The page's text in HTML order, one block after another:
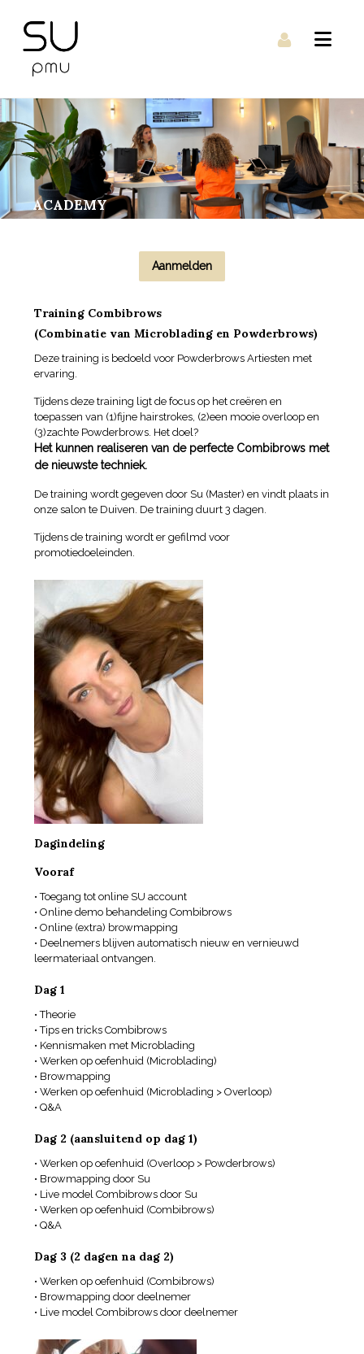
ACADEMY
Aanmelden
Training Combibrows
(Combinatie van Microblading en Powderbrows)
Deze training is bedoeld voor Powderbrows Artiesten met
ervaring.
Tijdens deze training ligt de focus op het creëren en
toepassen van (1)fijne hairstrokes, (2)een mooie overloop en
(3)zachte Powderbrows. Het doel?
Het kunnen realiseren van de perfecte Combibrows met
de nieuwste techniek.
De training wordt gegeven door Su (Master) en vindt plaats in
onze salon te Duiven. De training duurt 3 dagen.
Tijdens de training wordt er gefilmd voor
promotiedoeleinden.
Dagindeling
Vooraf
• Toegang tot online SU account
• Online demo behandeling Combibrows
• Online (extra) browmapping
• Deelnemers blijven automatisch nieuw en vernieuwd
leermateriaal ontvangen.
Dag 1
• Theorie
• Tips en tricks Combibrows
• Kennismaken met Microblading
• Werken op oefenhuid (Microblading)
• Browmapping
• Werken op oefenhuid (Microblading > Overloop)
• Q&A
Dag 2 (aansluitend op dag 1)
• Werken op oefenhuid (Overloop > Powderbrows)
• Browmapping door Su
• Live model Combibrows door Su
• Werken op oefenhuid (Combibrows)
• Q&A
Dag 3 (2 dagen na dag 2)
• Werken op oefenhuid (Combibrows)
• Browmapping door deelnemer
• Live model Combibrows door deelnemer